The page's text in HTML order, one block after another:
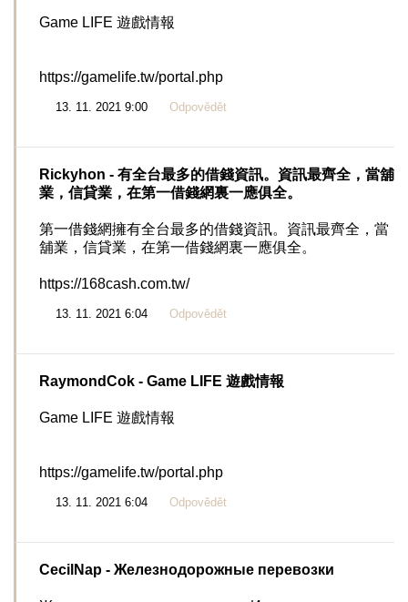
Game LIFE 遊戲情報
https://gamelife.tw/portal.php
13. 11. 2021 9:00 Odpovědět
Rickyhon - 有全台最多的借錢資訊。資訊最齊全，當舖
業，信貸業，在第一借錢網裏一應俱全。
第一借錢網擁有全台最多的借錢資訊。資訊最齊全，當
舖業，信貸業，在第一借錢網裏一應俱全。
https://168cash.com.tw/
13. 11. 2021 6:04 Odpovědět
RaymondCok - Game LIFE 遊戲情報
Game LIFE 遊戲情報
https://gamelife.tw/portal.php
13. 11. 2021 6:04 Odpovědět
CecilNap - Железнодорожные перевозки